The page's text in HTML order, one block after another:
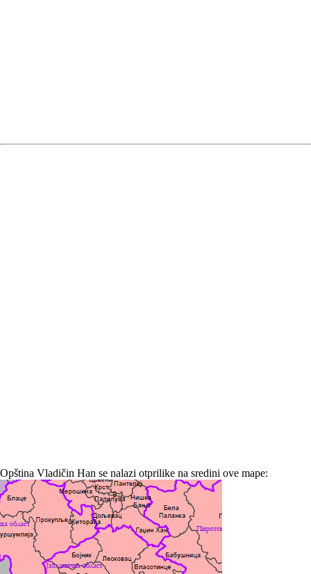
Opština Vladičin Han se nalazi otprilike na sredini ove mape: